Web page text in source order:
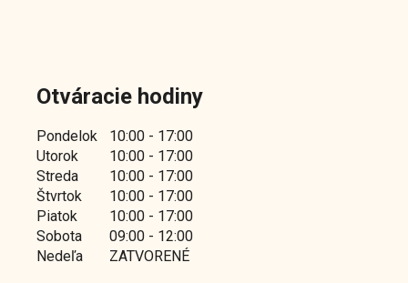
Otváracie hodiny
Pondelok
10:00 - 17:00
Utorok
10:00 - 17:00
Streda
10:00 - 17:00
Štvrtok
10:00 - 17:00
Piatok
10:00 - 17:00
Sobota
09:00 - 12:00
Nedeľa
ZATVORENÉ